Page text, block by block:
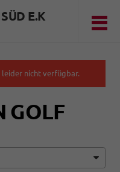
E.K
leider nicht verfügbar.
GOLF